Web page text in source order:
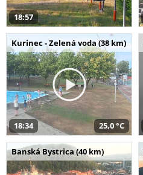
18:57
Kurinec - Zelená voda (38 km)
18:34 25,0 °C
Banská Bystrica (40 km)